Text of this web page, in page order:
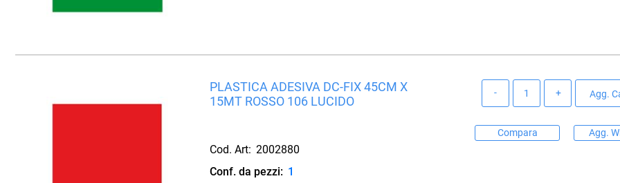
PLASTICA ADESIVA DC-FIX 45CM X
15MT ROSSO 106 LUCIDO
Cod. Art: 2002880
Conf. da pezzi: 1
Agg.
Compara Agg.